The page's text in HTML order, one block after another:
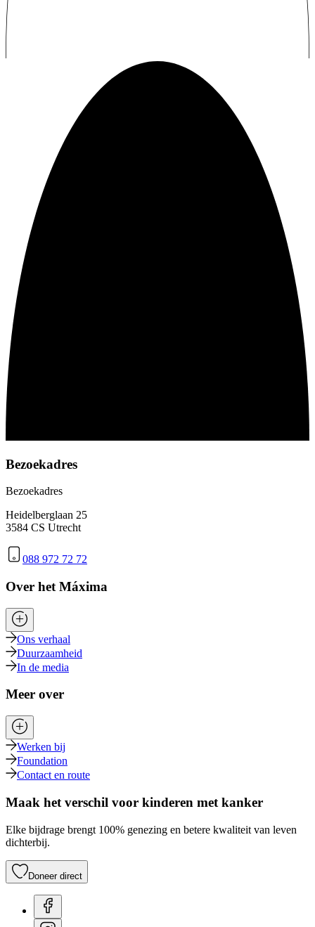
Bezoekadres
Bezoekadres
Heidelberglaan 25
3584 CS Utrecht
088 972 72 72
Over het Máxima
Ons verhaal
Duurzaamheid
In de media
Meer over
Werken bij
Foundation
Contact en route
Maak het verschil voor kinderen met kanker
Elke bijdrage brengt 100% genezing en betere kwaliteit van leven
dichterbij.
Doneer direct